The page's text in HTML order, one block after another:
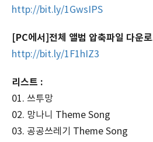
http://bit.ly/1GwsIPS
[PC에서]전체 앨범 압축파일 다운
http://bit.ly/1F1hIZ3
리스트 :
01. 쓰투망
02. 망나니 Theme Song
03. 공공쓰레기 Theme Song